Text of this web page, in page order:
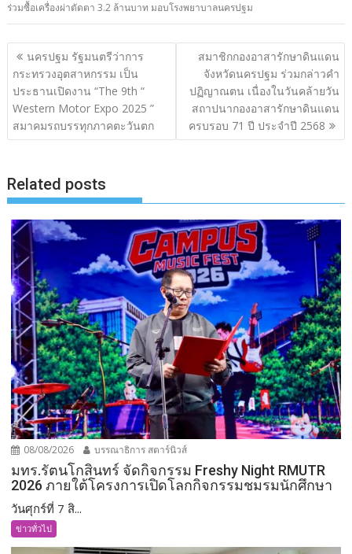
ร่วมซื้อเครื่องผ่าตัดตา 3.2 ล้านบาท มอบโรงพยาบาลนครปฐม
แนะแนว
เรื่อง
นครปฐม รัฐมนตรีว่าการ
กระทรวงอุตสาหกรรม เป็น
ประธานเปิดงาน “The 9th “
Western Motor Expo 2025 ”
สมาคมรถบรรทุกภาคตะวันตก
สมาชิกกองอาสารักษาดินแดน
จังหวัดนครปฐม ร่วมกล่าวคำ
ปฏิญาณตน เนื่องในวันคล้ายวัน
สถาปนากองอาสารักษาดินแดน
ครบรอบ 71 ปี ประจำปี 2568
Related posts
08/08/2026 บรรณาธิการ สตาร์นิวส์
มทร.รัตนโกสินทร์ จัดกิจกรรม Freshy Night RMUTR
2026 ภายใต้โครงการเปิดโลกกิจกรรมชมรมนักศึกษา
วันศุกร์ที่ 7 สิ...
ข่าวทั่วไป